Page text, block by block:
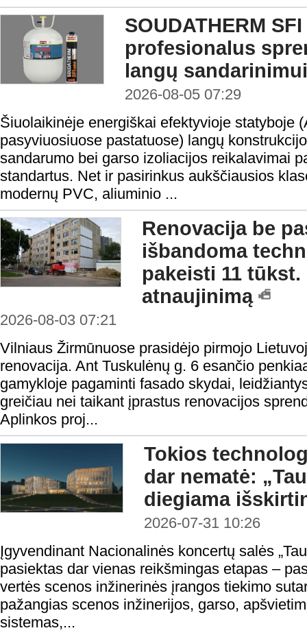
SOUDATHERM
profesionalus
langų
2026-08-05 07:29
Šiuolaikinėje energiškai efektyvioje statyboje
pasyviuosiuose pastatuose) langų
sandarumo bei garso izoliacijos reikalavimai
standartus. Net ir pasirinkus aukščiausios
modernų PVC, aliuminio ...
Renovacija be
išbandoma
pakeisti 11
atnaujinimą
2026-08-03 07:21
Vilniaus Žirmūnuose prasidėjo pirmojo
renovacija. Ant Tuskulėnų g. 6 esančio
gamykloje pagaminti fasado skydai,
greičiau nei taikant įprastus renovacijos
Aplinkos proj...
Tokios
dar nematė:
diegiama
2026-07-31 10:26
Įgyvendinant Nacionalinės koncertų salės
pasiektas dar vienas reikšmingas etapas –
vertės scenos inžinerinės įrangos tiekimo
pažangias scenos inžinerijos, garso,
sistemas,...